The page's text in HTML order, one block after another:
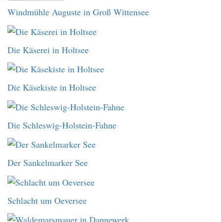
Windmühle Auguste in Groß Wittensee
Die Käserei in Holtsee
Die Käsekiste in Holtsee
Die Schleswig-Holstein-Fahne
Der Sankelmarker See
Schlacht um Oeversee